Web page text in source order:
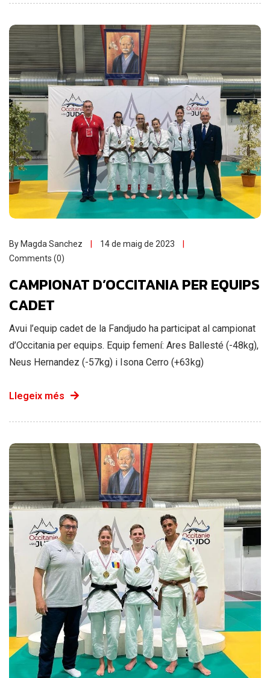
By Magda Sanchez
14 de maig de 2023
Comments (0)
CAMPIONAT D’OCCITANIA PER EQUIPS
CADET
Avui l’equip cadet de la Fandjudo ha participat al campionat
d’Occitania per equips. Equip femení: Ares Ballesté (-48kg),
Neus Hernandez (-57kg) i Isona Cerro (+63kg)
Llegeix més